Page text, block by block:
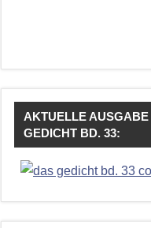
AKTUELLE
GEDICHT BD. 33: